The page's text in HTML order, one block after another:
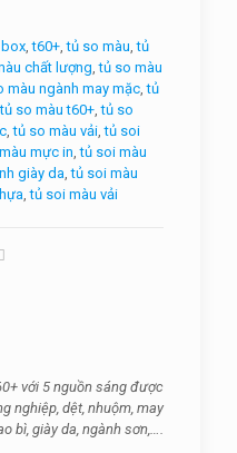
,t60+,tủ so màu,tủ
chất lượng,tủ so màu
màu ngành may mặc,tủ
tủ so màu t60+,tủ so
,tủ so màu vải,tủ soi
mực in,tủ soi màu
giày da,tủ soi màu
,tủ soi màu vải
với 5 nguồn sáng được
nghiệp, dệt, nhuộm, may
bì, giày da, ngành sơn,….